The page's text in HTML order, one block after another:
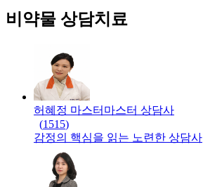
비약물 상담치료
허혜정 마스터 마스터 상담사
(1515)
감정의 핵심을 읽는 노련한 상담사